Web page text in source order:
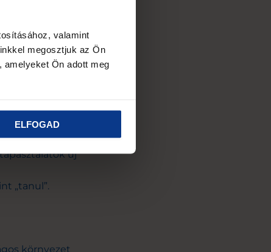
valamint
megosztjuk az Ön
amelyeket Ön adott meg
ELFOGAD
fokozza az
új
„tanul”.
környezet